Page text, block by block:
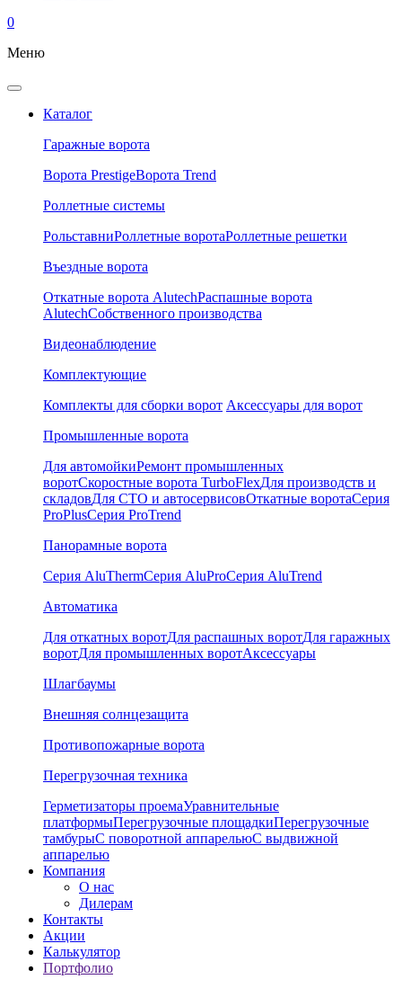
0
Меню
Каталог
Гаражные ворота
Ворота PrestigeВорота Trend
Роллетные системы
РольставниРоллетные воротаРоллетные решетки
Въездные ворота
Откатные ворота AlutechРаспашные ворота
AlutechСобственного производства
Видеонаблюдение
Комплектующие
Комплекты для сборки ворот Аксессуары для ворот
Промышленные ворота
Для автомойкиРемонт промышленных
воротСкоростные ворота TurboFlexДля производств и
складовДля СТО и автосервисовОткатные воротаСерия
ProPlusСерия ProTrend
Панорамные ворота
Серия AluThermСерия AluProСерия AluTrend
Автоматика
Для откатных воротДля распашных воротДля гаражных
воротДля промышленных воротАксессуары
Шлагбаумы
Внешняя солнцезащита
Противопожарные ворота
Перегрузочная техника
Герметизаторы проемаУравнительные
платформыПерегрузочные площадкиПерегрузочные
тамбурыС поворотной аппарельюС выдвижной
аппарелью
Компания
О нас
Дилерам
Контакты
Акции
Калькулятор
Портфолио